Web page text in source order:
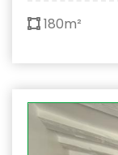
180m²